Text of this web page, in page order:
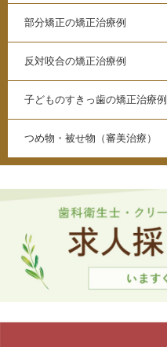
部分矯正の矯正治療例
反対咬合の矯正治療例
子どものすきっ歯の矯正治療例
つめ物・被せ物（審美治療）